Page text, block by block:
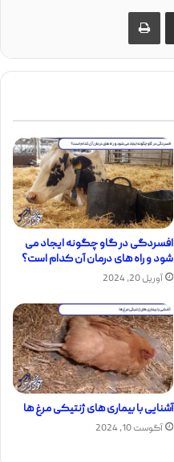
اشتراک گذاری از طریق ایمیل چاپ
افسردگی در گاو چگونه ایجاد می
شود و راه های درمان آن کدام است؟
آوریل 20, 2024
آشنایی با بیماری های ژنتیکی مرغ ها
آگوست 10, 2024